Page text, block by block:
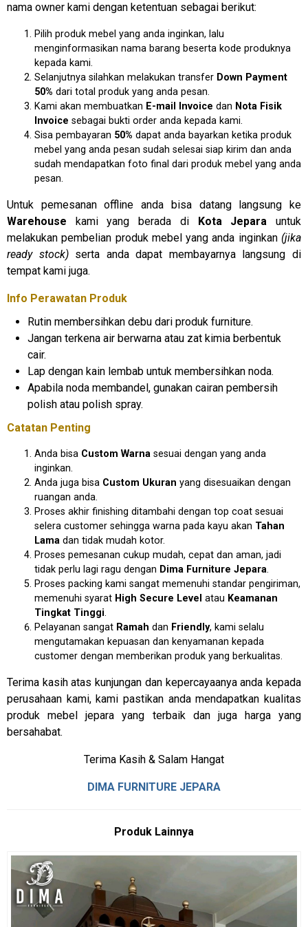
nama owner kami dengan ketentuan sebagai berikut:
Pilih produk mebel yang anda inginkan, lalu
menginformasikan nama barang beserta kode produknya
kepada kami.
Selanjutnya silahkan melakukan transfer Down Payment
50% dari total produk yang anda pesan.
Kami akan membuatkan E-mail Invoice dan Nota Fisik
Invoice sebagai bukti order anda kepada kami.
Sisa pembayaran 50% dapat anda bayarkan ketika produk
mebel yang anda pesan sudah selesai siap kirim dan anda
sudah mendapatkan foto final dari produk mebel yang anda
pesan.
Untuk pemesanan offline anda bisa datang langsung ke
Warehouse kami yang berada di Kota Jepara untuk
melakukan pembelian produk mebel yang anda inginkan (jika
ready stock)serta anda dapat membayarnya langsung di
tempat kami juga.
Info Perawatan Produk
Rutin membersihkan debu dari produk furniture.
Jangan terkena air berwarna atau zat kimia berbentuk
cair.
Lap dengan kain lembab untuk membersihkan noda.
Apabila noda membandel, gunakan cairan pembersih
polish atau polish spray.
Catatan Penting
Anda bisa Custom Warna sesuai dengan yang anda
inginkan.
Anda juga bisa Custom Ukuran yang disesuaikan dengan
ruangan anda.
Proses akhir finishing ditambahi dengan top coat sesuai
selera customer sehingga warna pada kayu akan Tahan
Lama dan tidak mudah kotor.
Proses pemesanan cukup mudah, cepat dan aman, jadi
tidak perlu lagi ragu dengan Dima Furniture Jepara.
Proses packing kami sangat memenuhi standar pengiriman,
memenuhi syarat High Secure Level atau Keamanan
Tingkat Tinggi.
Pelayanan sangat Ramah dan Friendly, kami selalu
mengutamakan kepuasan dan kenyamanan kepada
customer dengan memberikan produk yang berkualitas.
Terima kasih atas kunjungan dan kepercayaanya anda kepada
perusahaan kami, kami pastikan anda mendapatkan kualitas
produk mebel jepara yang terbaik dan juga harga yang
bersahabat.
Terima Kasih & Salam Hangat
DIMA FURNITURE JEPARA
Produk Lainnya